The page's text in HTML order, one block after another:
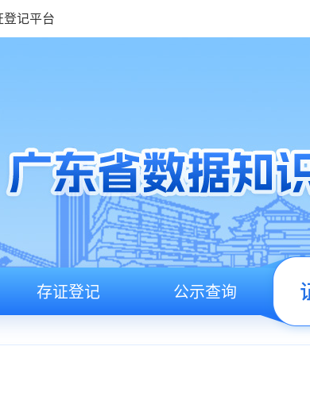
登记平台
存证登记 公示查询